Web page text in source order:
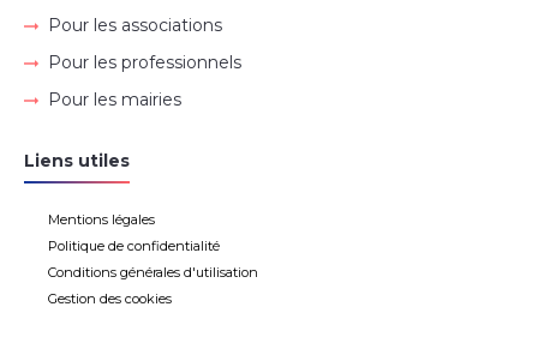
Pour les associations
Pour les professionnels
Pour les mairies
Liens utiles
Mentions légales
Politique de confidentialité
Conditions générales d'utilisation
Gestion des cookies